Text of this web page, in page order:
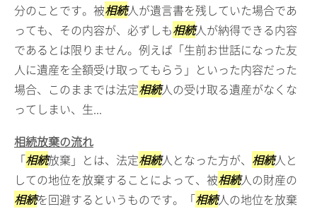
分のことです。被相続人が遺言書を残していた場合であ
っても、その内容が、必ずしも相続人が納得できる内容
であるとは限りません。例えば「生前お世話になった友
人に遺産を全額受け取ってもらう」といった内容だった
場合、このままでは法定相続人の受け取る遺産がなくな
ってしまい、生...
相続放棄の流れ
「相続放棄」とは、法定相続人となった方が、 相続人と
しての地位を放棄することによって、被相続人の財産の
相続を回避するというものです。「相続人の地位を放棄